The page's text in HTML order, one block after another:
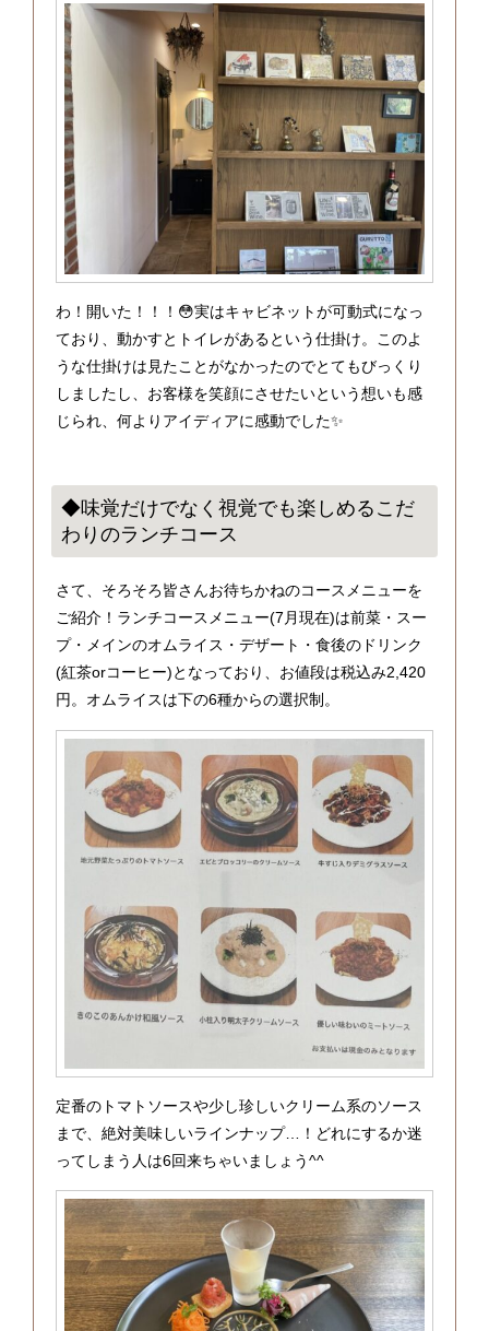
わ！開いた！！！😳実はキャビネットが可動式になっ
ており、動かすとトイレがあるという仕掛け。このよ
うな仕掛けは見たことがなかったのでとてもびっくり
しましたし、お客様を笑顔にさせたいという想いも感
じられ、何よりアイディアに感動でした✨
◆味覚だけでなく視覚でも楽しめるこだ
わりのランチコース
さて、そろそろ皆さんお待ちかねのコースメニューを
ご紹介！ランチコースメニュー(7月現在)は前菜・スー
プ・メインのオムライス・デザート・食後のドリンク
(紅茶orコーヒー)となっており、お値段は税込み2,420
円。オムライスは下の6種からの選択制。
定番のトマトソースや少し珍しいクリーム系のソース
まで、絶対美味しいラインナップ…！どれにするか迷
ってしまう人は6回来ちゃいましょう^^